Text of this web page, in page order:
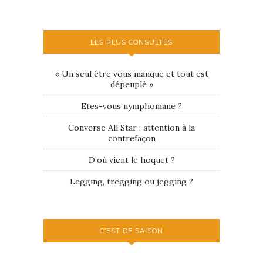
LES PLUS CONSULTÉS
« Un seul être vous manque et tout est
dépeuplé »
Etes-vous nymphomane ?
Converse All Star : attention à la
contrefaçon
D’où vient le hoquet ?
Legging, tregging ou jegging ?
C’EST DE SAISON